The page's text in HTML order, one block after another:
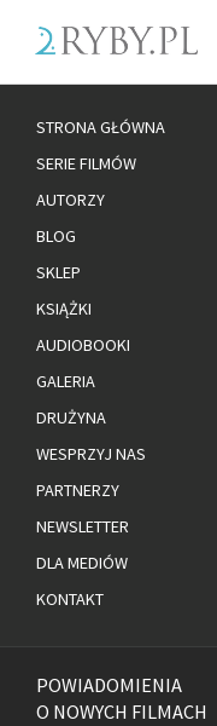
STRONA GŁÓWNA
SERIE FILMÓW
AUTORZY
BLOG
SKLEP
KSIĄŻKI
AUDIOBOOKI
GALERIA
DRUŻYNA
WESPRZYJ NAS
PARTNERZY
NEWSLETTER
DLA MEDIÓW
KONTAKT
POWIADOMIENIA
O NOWYCH FILMACH